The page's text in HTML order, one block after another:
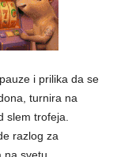
i prilika da se
turnira na
slem trofeja.
razlog za